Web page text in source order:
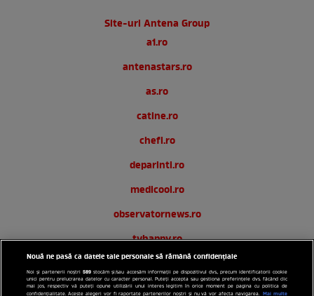
Site-uri Antena Group
a1.ro
antenastars.ro
as.ro
catine.ro
chefi.ro
deparinti.ro
medicool.ro
observatornews.ro
tvhappy.ro
useit.ro
zutv.ro
Nouă ne pasă ca datele tale personale să rămână confidențiale
Noi și partenerii noștri589 stocăm și/sau accesăm informații pe dispozitivul dvs., precum identificatorii cookie
unici pentru prelucrarea datelor cu caracter personal. Puteți accepta sau gestiona preferințele dvs. făcând clic
mai jos, respectiv vă puteți opune utilizării unui interes legitim în orice moment pe pagina cu politica de
confidențialitate. Aceste alegeri vor fi raportate partenerilor noștri și nu vă vor afecta navigarea. Mai multe